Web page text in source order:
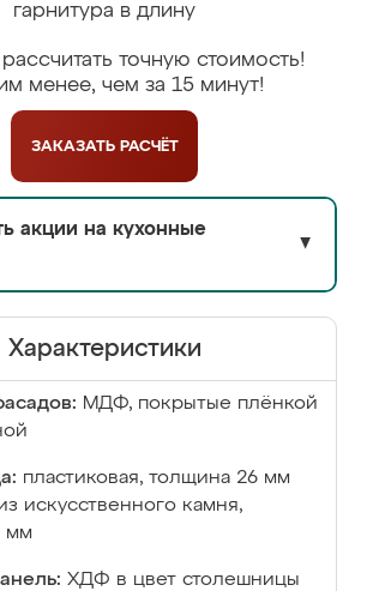
гарнитура в длину
точную стоимость!
менее, чем за 15 минут!
ЗАКАЗАТЬ РАСЧЁТ
акции на кухонные
▼
Характеристики
МДФ, покрытые плёнкой
пластиковая, толщина 26 мм
искусственного камня,
мм
ХДФ в цвет столешницы